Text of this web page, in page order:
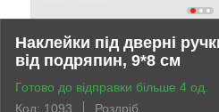
Наклейки під дверні
від подряпин, 9*8 см
Готово до відправки більше 4 од.
Код: 1093
Роздріб